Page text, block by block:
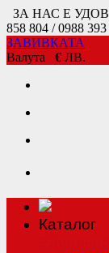
ЗА НАС Е
858 804 / 0988
ЗАВИВКАТА
Валута € ЛВ.
Каталог